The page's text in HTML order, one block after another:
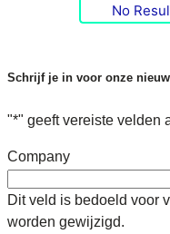
No
Schrijf je in voor onze
"*" geeft vereiste velden
Company
Dit veld is bedoeld voor
worden gewijzigd.